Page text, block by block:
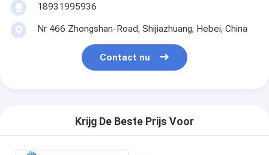
18931995936
Nr 466 Zhongshan-Road, Shijiazhuang, Hebei, China
Contact nu
Krijg De Beste Prijs Voor